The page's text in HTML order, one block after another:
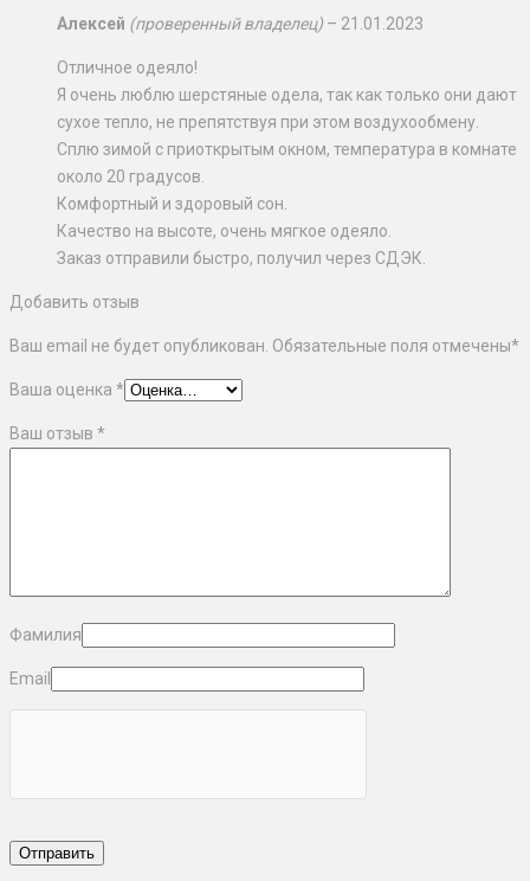
Алексей (проверенный владелец) – 21.01.2023
Отличное одеяло!
Я очень люблю шерстяные одела, так как только они дают
сухое тепло, не препятствуя при этом воздухообмену.
Сплю зимой с приоткрытым окном, температура в комнате
около 20 градусов.
Комфортный и здоровый сон.
Качество на высоте, очень мягкое одеяло.
Заказ отправили быстро, получил через СДЭК.
Добавить отзыв
Ваш email не будет опубликован. Обязательные поля отмечены*
Ваша оценка *
Ваш отзыв *
Фамилия
Email